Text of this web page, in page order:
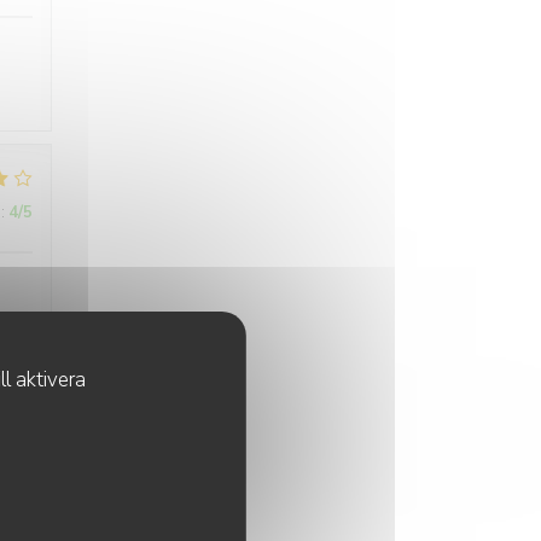
aktivera
: 4/5